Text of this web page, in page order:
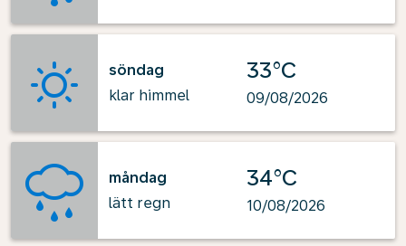
söndag
klar himmel
33°C
09/08/2026
måndag
lätt regn
34°C
10/08/2026